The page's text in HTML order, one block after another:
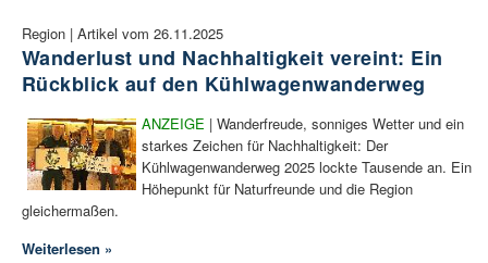
Region | Artikel vom 26.11.2025
Wanderlust und Nachhaltigkeit vereint: Ein
Rückblick auf den Kühlwagenwanderweg
ANZEIGE | Wanderfreude, sonniges Wetter und ein
starkes Zeichen für Nachhaltigkeit: Der
Kühlwagenwanderweg 2025 lockte Tausende an. Ein
Höhepunkt für Naturfreunde und die Region
gleichermaßen.
Weiterlesen »